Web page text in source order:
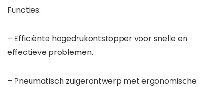
Functies:
– Efficiënte hogedrukontstopper voor snelle en
effectieve problemen.
– Pneumatisch zuigerontwerp met ergonomische